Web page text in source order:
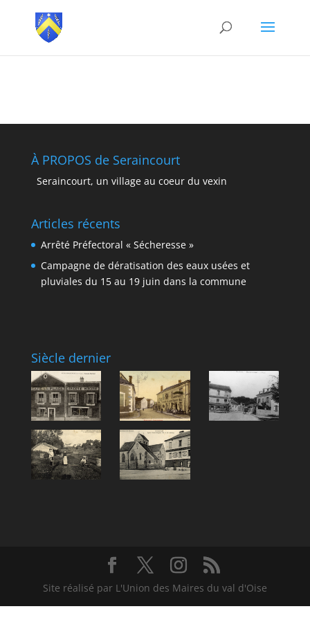
À PROPOS de Seraincourt
Seraincourt, un village au coeur du vexin
Articles récents
Arrêté Préfectoral « Sécheresse »
Campagne de dératisation des eaux usées et
pluviales du 15 au 19 juin dans la commune
Siècle dernier
Site réalisé par L'Union des Maires du val d'Oise